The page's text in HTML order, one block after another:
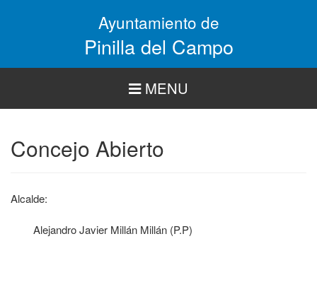
Ayuntamiento de
Pinilla del Campo
MENU
Concejo Abierto
Alcalde:
Alejandro Javier Millán Millán (P.P)